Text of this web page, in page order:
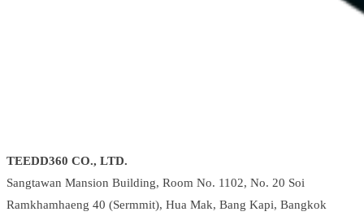
TEEDD360 CO., LTD.
Sangtawan Mansion Building, Room No. 1102, No. 20 Soi
Ramkhamhaeng 40 (Sermmit), Hua Mak, Bang Kapi, Bangkok